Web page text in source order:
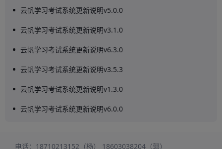
云帆学习考试系统更新说明v5.0.0
云帆学习考试系统更新说明v3.1.0
云帆学习考试系统更新说明v6.3.0
云帆学习考试系统更新说明v3.5.3
云帆学习考试系统更新说明v1.3.0
云帆学习考试系统更新说明v6.0.0
电话： 18710213152（杨） 18603038204（郭）